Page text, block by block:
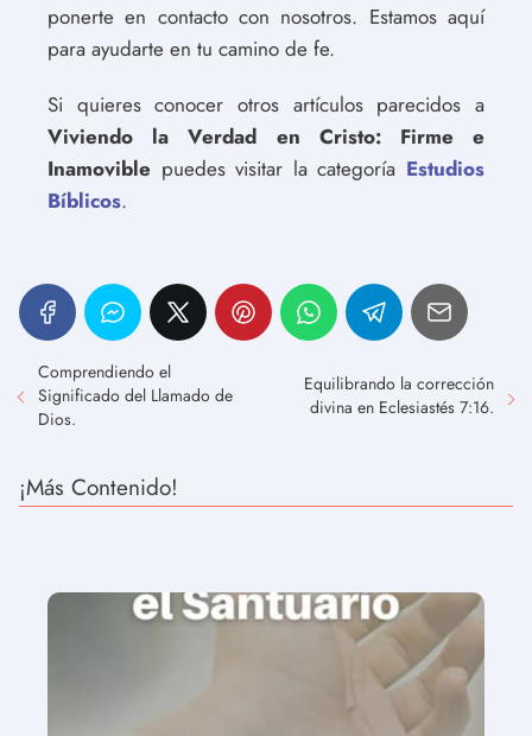
ponerte en contacto con nosotros. Estamos aquí
para ayudarte en tu camino de fe.
Si quieres conocer otros artículos parecidos a
Viviendo la Verdad en Cristo: Firme e
Inamovible puedes visitar la categoría Estudios
Bíblicos.
Comprendiendo el
Significado del Llamado de
Dios.
Equilibrando la corrección
divina en Eclesiastés 7:16.
¡Más Contenido!